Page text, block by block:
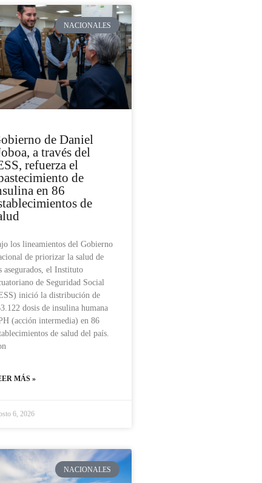
NACIONALES
de Daniel
a través del
refuerza el
de
en 86
de
los lineamientos del Gobierno
de priorizar la salud de
asegurados, el Instituto
de Seguridad Social
inició la distribución de
dosis de insulina humana
(acción intermedia) en 86
de salud del país.
MÁS »
6, 2026
NACIONALES